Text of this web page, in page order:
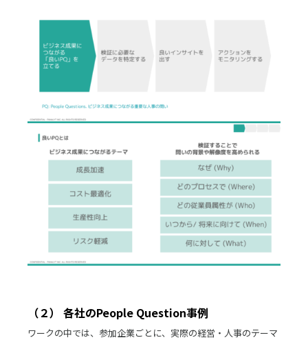
（２） 各社のPeople Question事例
ワークの中では、参加企業ごとに、実際の経営・人事のテーマ